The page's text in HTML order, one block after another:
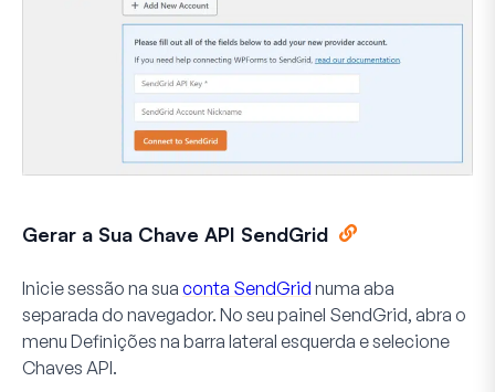
Gerar a Sua Chave API SendGrid
Inicie sessão na sua conta SendGrid numa aba
separada do navegador. No seu painel SendGrid, abra o
menu Definições na barra lateral esquerda e selecione
Chaves API.